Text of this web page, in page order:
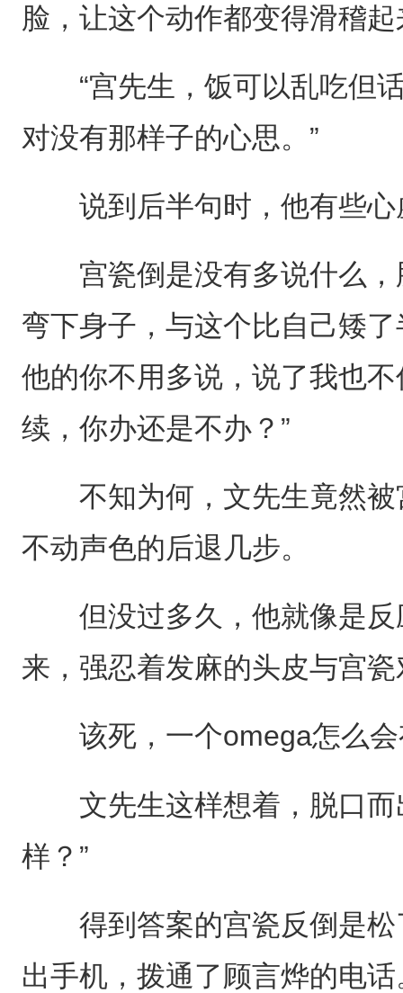
脸，让这个动作都变得滑稽
“宫先生，饭可以乱吃但话
对没有那样子的心思。”
说到后半句时，他有些心
宫瓷倒是没有多说什么，
弯下身子，与这个比自己矮
他的你不用多说，说了我也
续，你办还是不办？”
不知为何，文先生竟然被
不动声色的后退几步。
但没过多久，他就像是反
来，强忍着发麻的头皮与宫
该死，一个omega怎么会
文先生这样想着，脱口而
样？”
得到答案的宫瓷反倒是松
出手机，拨通了顾言烨的电话